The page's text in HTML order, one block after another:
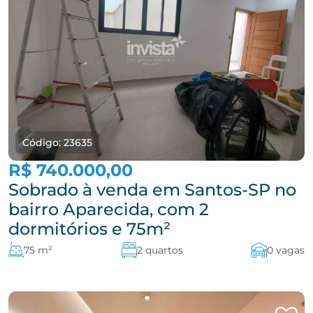
Código: 23635
R$ 740.000,00
Sobrado à venda em Santos-SP no
bairro Aparecida, com 2
dormitórios e 75m²
75 m² 2 quartos 0 vagas